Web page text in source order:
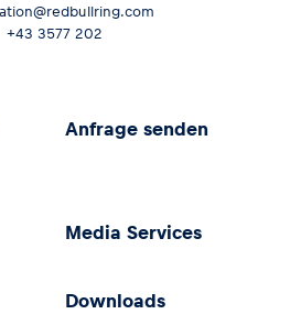
Alle anzeigen
Alle anzeigen
+43 3577 202
Anfrage senden
Media Services
Downloads